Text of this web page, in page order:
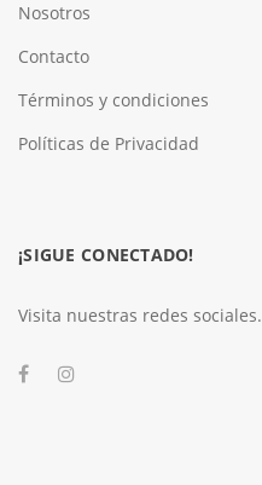
Nosotros
Contacto
Términos y condiciones
Políticas de Privacidad
¡SIGUE CONECTADO!
Visita nuestras redes sociales.